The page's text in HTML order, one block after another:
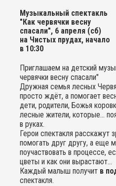
Музыкальный спектакль
"Как червячки весну
спасали", 6 апреля (сб)
на Чистых прудах, начало
в 10:30
Приглашаем на детский
червячки весну спасали"
Дружная семья лесных
просто ждёт, а помогает
дети, родители, Божья
лесные жители, которые...
в руках.
Герои спектакля расскажут
помогать друг другу, а еще
поучаствовать в процессе,
цветы и как они вырастают…
Каждый малыш получит в
спектакля.